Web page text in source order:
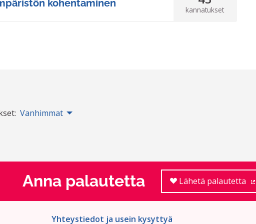
kohentaminen
kannatukset
Vanhimmat
Anna palautetta Lähetä palautetta
Yhteystiedot ja usein kysyttyä